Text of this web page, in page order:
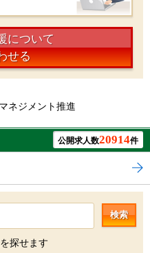
について
せる
ネジメント推進
公開求人数20914件
検索
探せます